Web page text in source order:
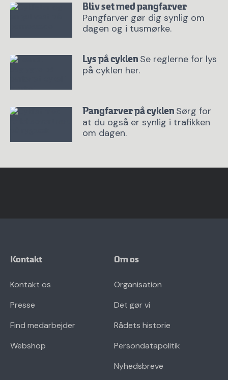
Bliv set med pangfarver
Pangfarver gør dig synlig om
dagen og i tusmørke.
Lys på cyklen Se reglerne for lys
på cyklen her.
Pangfarver på cyklen Sørg for
at du også er synlig i trafikken
om dagen.
Kontakt
Kontakt os
Presse
Find medarbejder
Webshop
Om os
Organisation
Det gør vi
Rådets historie
Persondatapolitik
Nyhedsbreve